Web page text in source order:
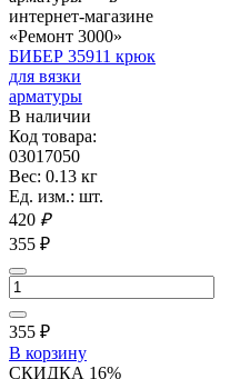
БИБЕР 35911 крюк
для вязки
арматуры
В наличии
Код товара:
03017050
Вес: 0.13 кг
Ед. изм.: шт.
420 ₽
355 ₽
355 ₽
В корзину
СКИДКА 16%